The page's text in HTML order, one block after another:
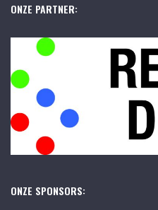
ONZE PARTNER:
ONZE SPONSORS: